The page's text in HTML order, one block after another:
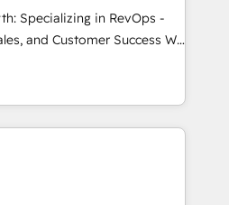
Specializing in RevOps -
and Customer Success We
growth for companies
tailored marketing, sales,
utilizing RevOps
America's largest HubSpot
five